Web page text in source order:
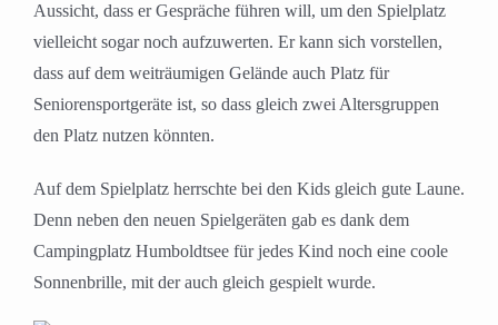
Aussicht, dass er Gespräche führen will, um den Spielplatz
vielleicht sogar noch aufzuwerten. Er kann sich vorstellen,
dass auf dem weiträumigen Gelände auch Platz für
Seniorensportgeräte ist, so dass gleich zwei Altersgruppen
den Platz nutzen könnten.
Auf dem Spielplatz herrschte bei den Kids gleich gute Laune.
Denn neben den neuen Spielgeräten gab es dank dem
Campingplatz Humboldtsee für jedes Kind noch eine coole
Sonnenbrille, mit der auch gleich gespielt wurde.